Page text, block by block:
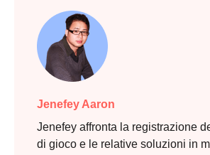
Jenefey Aaron
Jenefey affronta la registrazione
di gioco e le relative soluzioni in